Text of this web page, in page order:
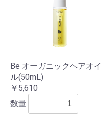
Be オーガニックヘアオイ
ル(50mL)
￥5,610
数量